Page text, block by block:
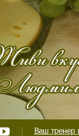
Ваш тренер